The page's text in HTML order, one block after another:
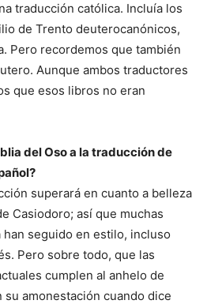
traducción católica. Incluía los
de Trento deuterocanónicos,
Pero recordemos que también
Aunque ambos traductores
que esos libros no eran
del Oso a la traducción de
superará en cuanto a belleza
Casiodoro; así que muchas
seguido en estilo, incluso
Pero sobre todo, que las
cumplen al anhelo de
amonestación cuando dice